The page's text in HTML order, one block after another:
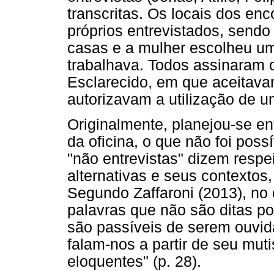
transcritas. Os locais dos
próprios entrevistados,
casas e a mulher escolheu
trabalhava. Todos assinaram
Esclarecido, em que
autorizavam a utilização de
Originalmente, planejou-se
da oficina, o que não foi
"não entrevistas" dizem
alternativas e seus
Segundo Zaffaroni (2013),
palavras que não são ditas
são passíveis de serem
falam-nos a partir de seu
eloquentes" (p. 28).